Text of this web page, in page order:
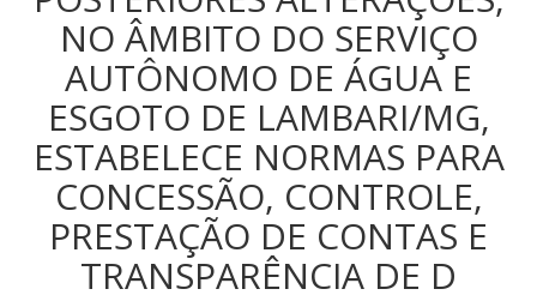
NO ÂMBITO DO SERVIÇO
AUTÔNOMO DE ÁGUA E
ESGOTO DE LAMBARI/MG,
ESTABELECE NORMAS PARA
CONCESSÃO, CONTROLE,
PRESTAÇÃO DE CONTAS E
TRANSPARÊNCIA DE D